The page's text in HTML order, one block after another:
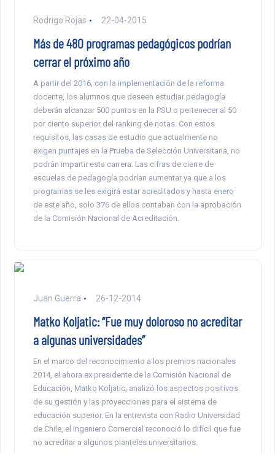
Rodrigo Rojas 22-04-2015
Más de 480 programas pedagógicos podrían
cerrar el próximo año
A partir del 2016, con la implementación de la reforma
docente, los alumnos que deseen estudiar pedagogía
deberán alcanzar 500 puntos en la PSU o pertenecer al 50
por ciento superior del ranking de notas. Con estos
requisitos, las casas de estudio que actualmente no
exigen puntajes en la Prueba de Selección Universitaria, no
podrán impartir esta carrera. Las cifras de cierre de
escuelas de pedagogía podrían aumentar ya que a los
programas se les exigirá estar acreditados y hasta enero
de este año, solo 376 de ellos contaban con la aprobación
de la Comisión Nacional de Acreditación.
Juan Guerra 26-12-2014
Matko Koljatic: “Fue muy doloroso no acreditar
a algunas universidades”
En el marco del reconocimiento a los premios nacionales
2014, el ahora ex presidente de la Comisión Nacional de
Educación, Matko Koljatic, analizó los aspectos positivos
de su gestión y las proyecciones para el sistema de
educación superior. En la entrevista con Radio Universidad
de Chile, el Ingeniero Comercial reconoció lo difícil que fue
no acreditar a algunos planteles universitarios.